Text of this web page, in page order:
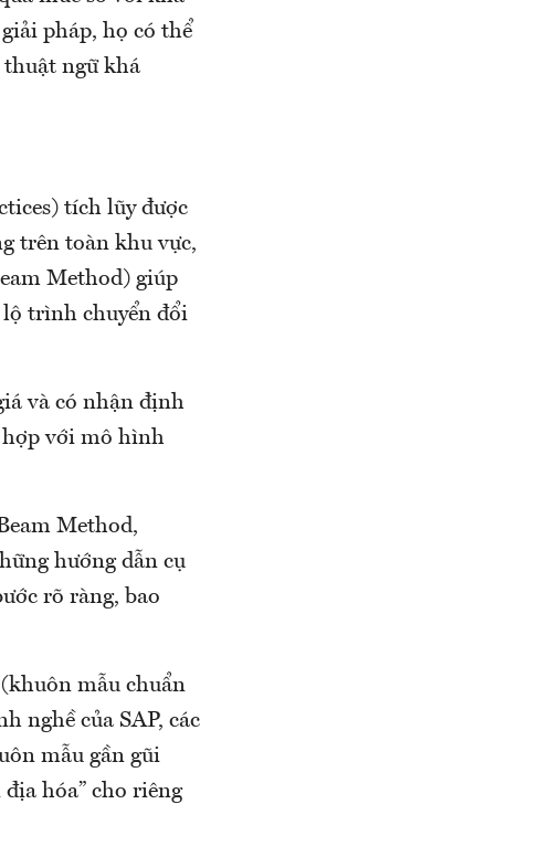
pháp, họ có thể
thuật ngữ khá
tích lũy được
trên toàn khu vực,
Method) giúp
lộ trình chuyển đổi
và có nhận định
hợp với mô hình
Method,
hướng dẫn cụ
rõ ràng, bao
mẫu chuẩn
nghề của SAP, các
mẫu gần gũi
hóa” cho riêng